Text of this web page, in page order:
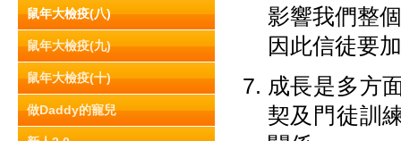
鼠年大檢疫(八)
鼠年大檢疫(九)
鼠年大檢疫(十)
做Daddy的寵兒
影響我們整
因此信徒要
成長是多方
契及門徒訓